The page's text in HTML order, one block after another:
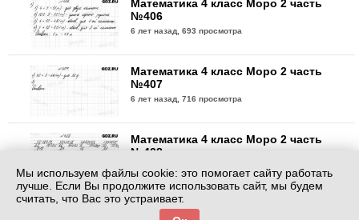
Математика 4 класс Моро 2 часть
№406
6 лет назад,693 просмотра
Математика 4 класс Моро 2 часть
№407
6 лет назад,716 просмотра
Математика 4 класс Моро 2 часть
№408
Математика 4 класс Моро 2 часть
Мы используем файлы cookie: это помогает сайту работать
лучше. Если Вы продолжите использовать сайт, мы будем
считать, что Вас это устраивает.